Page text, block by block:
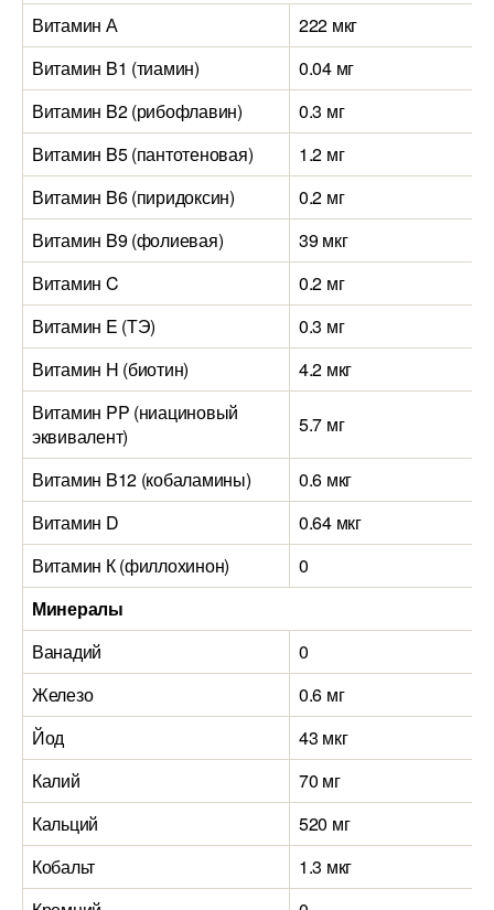
Витамин А
222 мкг
Витамин B1 (тиамин)
0.04 мг
Витамин B2 (рибофлавин)
0.3 мг
Витамин B5 (пантотеновая)
1.2 мг
Витамин B6 (пиридоксин)
0.2 мг
Витамин B9 (фолиевая)
39 мкг
Витамин C
0.2 мг
Витамин E (ТЭ)
0.3 мг
Витамин H (биотин)
4.2 мкг
Витамин PP (ниациновый
эквивалент)
5.7 мг
Витамин B12 (кобаламины)
0.6 мкг
Витамин D
0.64 мкг
Витамин К (филлохинон)
0
Минералы
Ванадий
0
Железо
0.6 мг
Йод
43 мкг
Калий
70 мг
Кальций
520 мг
Кобальт
1.3 мкг